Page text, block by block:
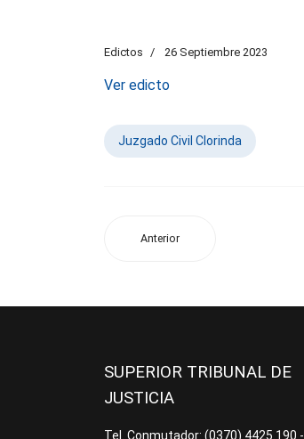
Edictos 26 Septiembre 2023
Ver edicto
Juzgado Civil Clorinda
Anterior
SUPERIOR TRIBUNAL DE
JUSTICIA
Tel. Conmutador: (0370) 4425.190 -